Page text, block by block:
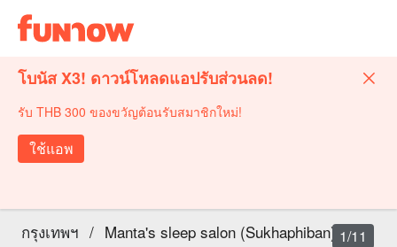
โบนัส X3! ดาวน์โหลดแอปรับส่วนลด!
รับ THB 300 ของขวัญต้อนรับสมาชิกใหม่!
ใช้แอพ
กรุงเทพฯ / Manta's sleep salon (Sukhaphiban) 1/11